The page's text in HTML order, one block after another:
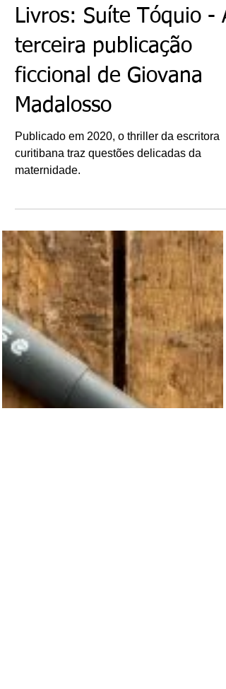
Ricardo Bonacorci
10 de abr. de 2023
Livros: Suíte Tóquio - A
terceira publicação
ficcional de Giovana
Madalosso
maternidade.